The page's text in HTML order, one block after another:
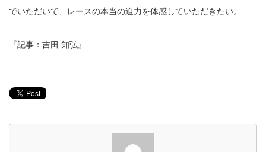
でいただいて、レースの本当の迫力を体感していただきたい。
『記事：吉田 知弘』